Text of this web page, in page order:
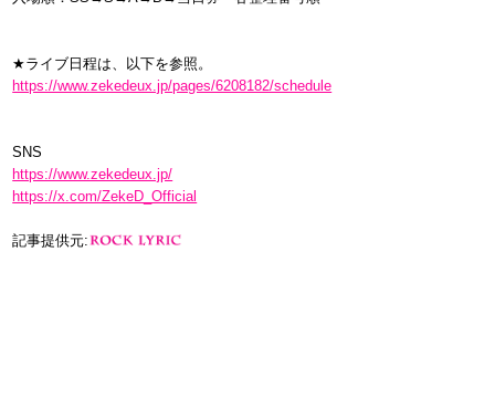
★ライブ日程は、以下を参照。
https://www.zekedeux.jp/pages/6208182/schedule
SNS
https://www.zekedeux.jp/
https://x.com/ZekeD_Official
記事提供元: